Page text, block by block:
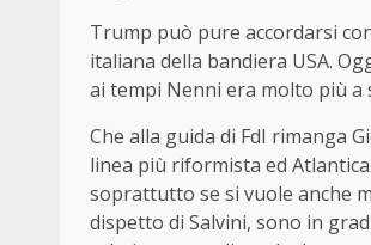
Trump può pure accordarsi
italiana della bandiera USA.
ai tempi Nenni era molto più a
Che alla guida di FdI rimanga
linea più riformista ed
soprattutto se si vuole anche
dispetto di Salvini, sono in